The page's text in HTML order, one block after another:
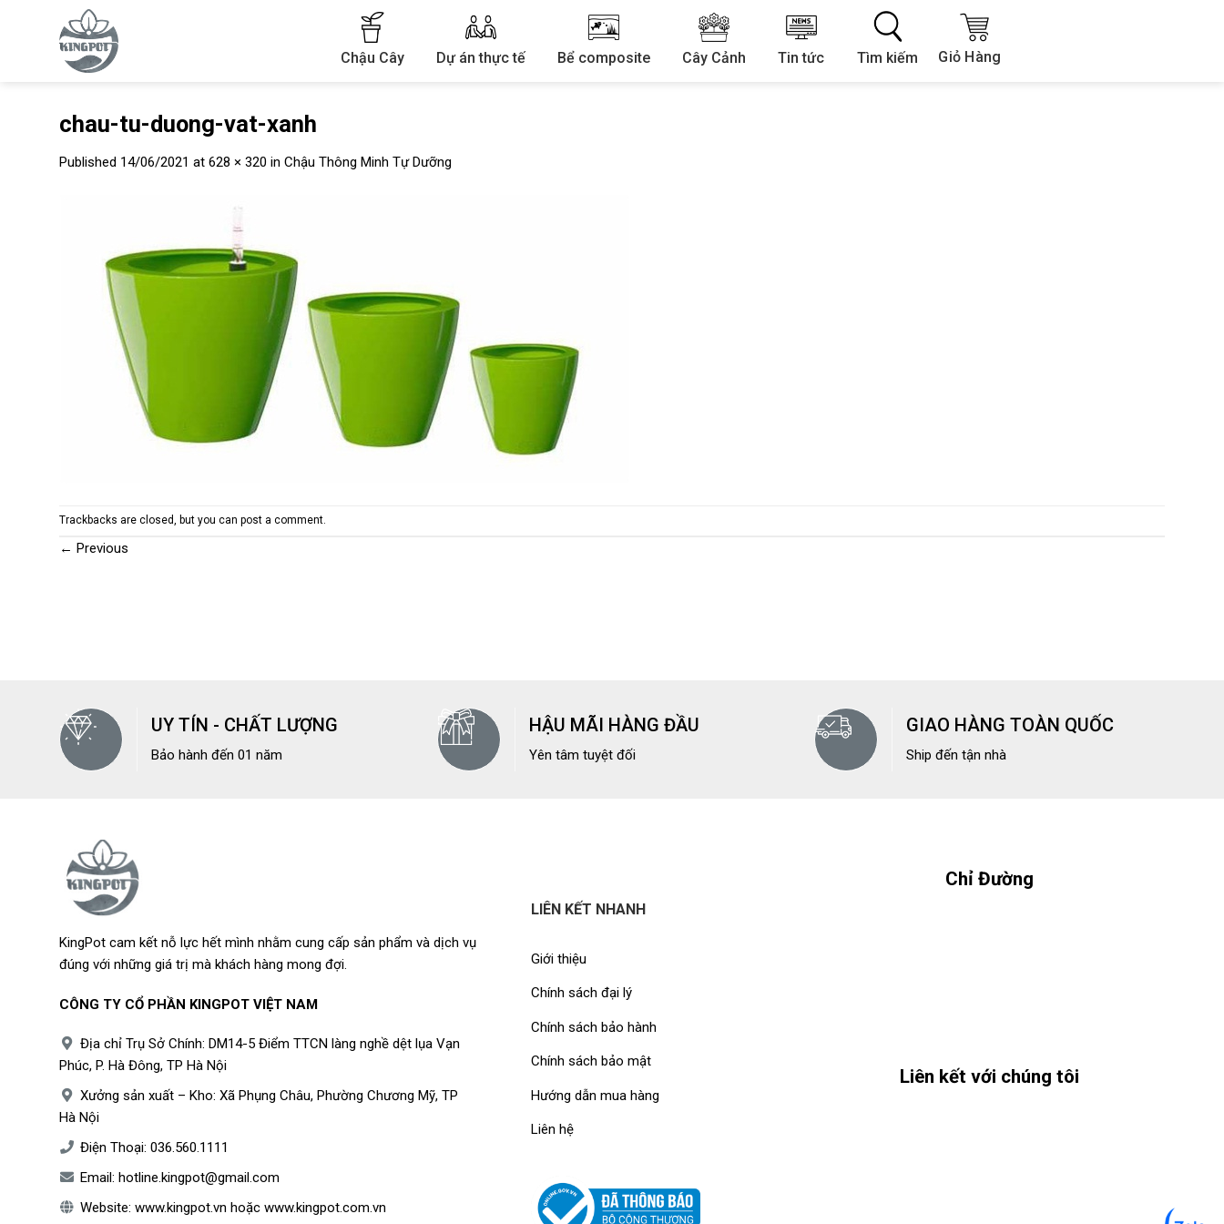
Chậu Cây Dự án thực tế Bể composite Cây Cảnh Tin tức Tìm kiếm Giỏ Hàng
chau-tu-duong-vat-xanh
Published 14/06/2021 at 628 × 320 in Chậu Thông Minh Tự Dưỡng
Trackbacks are closed, but you can post a comment
← Previous
UY TÍN - CHẤT LƯỢNG
Bảo hành đến 01 năm
HẬU MÃI HÀNG ĐẦU
Yên tâm tuyệt đối
GIAO HÀNG TOÀN QUỐC
Ship đến tận nhà
KingPot cam kết nỗ lực hết mình nhằm cung cấp sản phẩm và dịch vụ
đúng với những giá trị mà khách hàng mong đợi.
CÔNG TY CỔ PHẦN KINGPOT VIỆT NAM
Địa chỉ Trụ Sở Chính: DM14-5 Điểm TTCN làng nghề dệt lụa Vạn
Phúc, P. Hà Đông, TP Hà Nội
Xưởng sản xuất – Kho: Xã Phụng Châu, Phường Chương Mỹ, TP
Hà Nội
Điện Thoại: 036.560.1111
Email: hotline.kingpot@gmail.com
Website: www.kingpot.vn hoặc www.kingpot.com.vn
LIÊN KẾT NHANH
Giới thiệu
Chính sách đại lý
Chính sách bảo hành
Chính sách bảo mật
Hướng dẫn mua hàng
Liên hệ
Chỉ Đường
Liên kết với chúng tôi